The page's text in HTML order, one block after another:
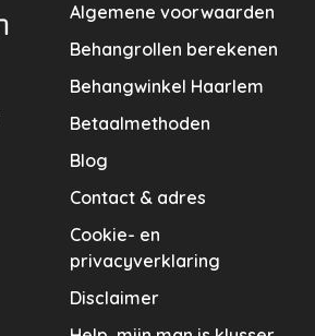
Algemene voorwaarden
Behangrollen berekenen
Behangwinkel Haarlem
Betaalmethoden
Blog
Contact & adres
Cookie- en
privacyverklaring
Disclaimer